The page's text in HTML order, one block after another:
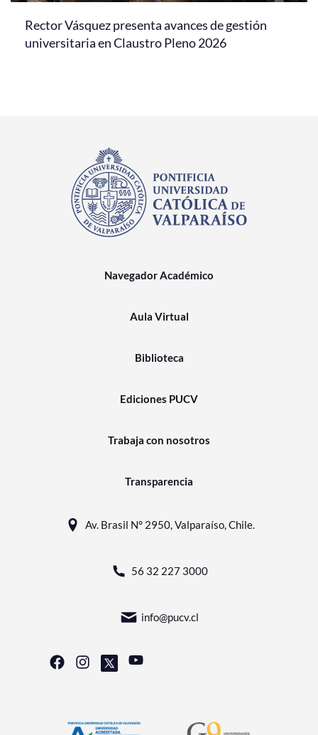
Rector Vásquez presenta avances de gestión
universitaria en Claustro Pleno 2026
Navegador Académico
Aula Virtual
Biblioteca
Ediciones PUCV
Trabaja con nosotros
Transparencia
Av. Brasil N° 2950, Valparaíso, Chile.
56 32 227 3000
info@pucv.cl